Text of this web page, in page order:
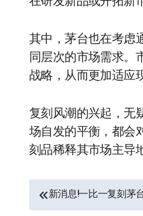
其中，茅台也在考虑
同层次的市场需求。
战略，从而更加适应
复刻风潮的兴起，无
场自发的平衡，都会
刻品稀释其市场主导
文新消息!一比一复刻茅